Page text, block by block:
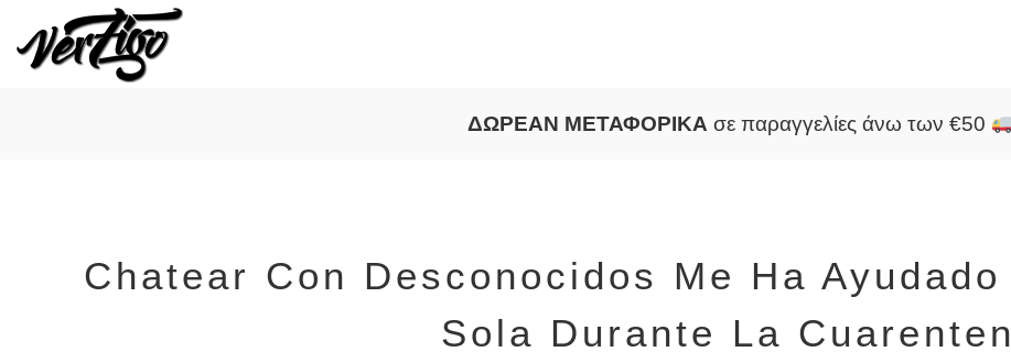
ΔΩΡΕΑΝ ΜΕΤΑΦΟΡΙΚΑ σε παραγγελίες άνω των €50
Chatear Con Desconocidos Me Ha
Sola Durante La